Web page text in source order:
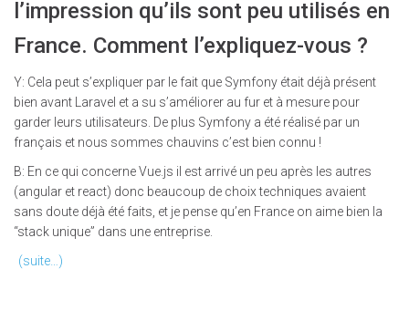
l’impression qu’ils sont peu utilisés en
France. Comment l’expliquez-vous ?
Y: Cela peut s’expliquer par le fait que Symfony était déjà présent
bien avant Laravel et a su s’améliorer au fur et à mesure pour
garder leurs utilisateurs. De plus Symfony a été réalisé par un
français et nous sommes chauvins c’est bien connu !
B: En ce qui concerne Vue.js il est arrivé un peu après les autres
(angular et react) donc beaucoup de choix techniques avaient
sans doute déjà été faits, et je pense qu’en France on aime bien la
“stack unique” dans une entreprise.
(suite…)